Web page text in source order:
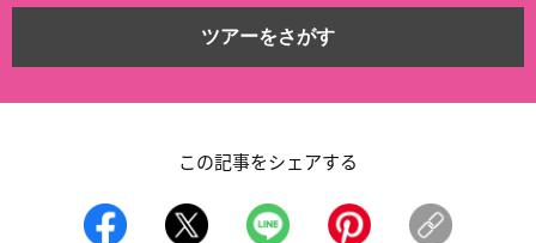
ツアーをさがす
この記事をシェアする